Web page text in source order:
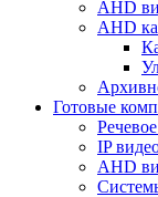
AHD
AHD
Готовые
IP
AHD